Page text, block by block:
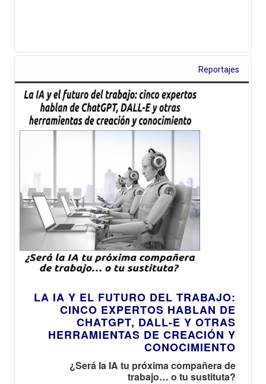
Reportajes
LA IA Y EL FUTURO DEL TRABAJO:
CINCO EXPERTOS HABLAN DE
CHATGPT, DALL-E Y OTRAS
HERRAMIENTAS DE CREACIÓN Y
CONOCIMIENTO
¿Será la IA tu próxima compañera de
trabajo… o tu sustituta?